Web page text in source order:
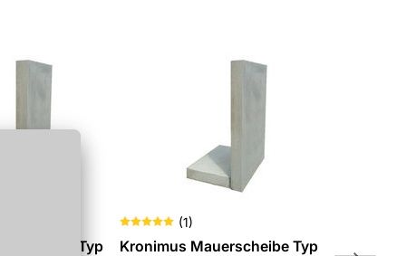
Typ
(1)
Kronimus Mauerscheibe Typ